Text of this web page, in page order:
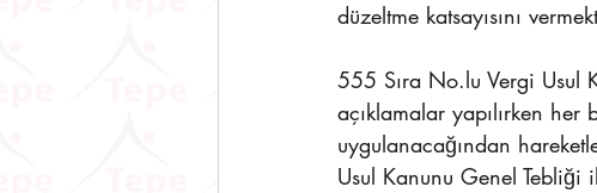
düzeltme katsayısını
555 Sıra No.lu Vergi Usul
açıklamalar yapılırken
uygulanacağından
Usul Kanunu Genel